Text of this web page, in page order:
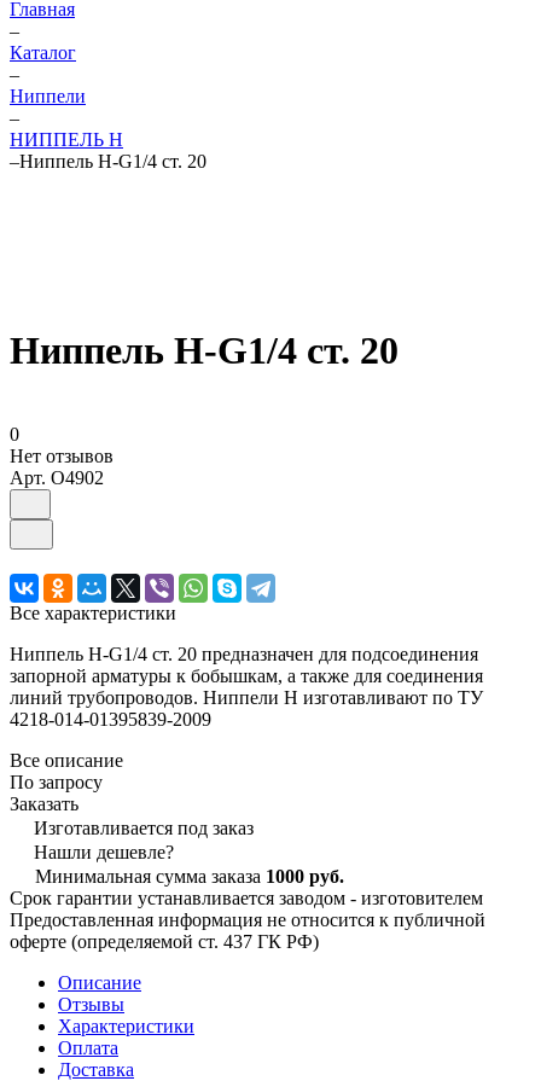
Главная
–
Каталог
–
Ниппели
–
НИППЕЛЬ Н
–Ниппель Н-G1/4 ст. 20
Ниппель Н-G1/4 ст. 20
0
Нет отзывов
Арт. O4902
Все характеристики
Ниппель Н-G1/4 ст. 20 предназначен для подсоединения
запорной арматуры к бобышкам, а также для соединения
линий трубопроводов. Ниппели Н изготавливают по ТУ
4218-014-01395839-2009
Все описание
По запросу
Заказать
Изготавливается под заказ
Нашли дешевле?
Минимальная сумма заказа 1000 руб.
Срок гарантии устанавливается заводом - изготовителем
Предоставленная информация не относится к публичной
оферте (определяемой ст. 437 ГК РФ)
Описание
Отзывы
Характеристики
Оплата
Доставка